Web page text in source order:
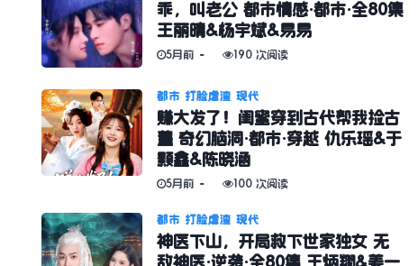
乖，叫老公 都市情感·都市·全80集
王丽晴&杨宇斌&易易
5月前 190 次阅读
都市 打脸虐渣 现代
赚大发了！闺蜜穿到古代帮我捡古
董 奇幻脑洞·都市·穿越 仇乐瑶&于
颢鑫&陈晓涵
5月前 100 次阅读
都市 打脸虐渣 现代
神医下山，开局救下世家独女 无
敌神医·逆袭·全80集 王炳翔&姜一